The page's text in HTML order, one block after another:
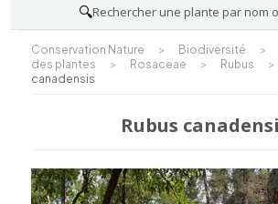
🔍Rechercher une plante par nom
Conservation Nature > Biodiversité >
des plantes
> Rosaceae > Rubus >
canadensis
Rubus